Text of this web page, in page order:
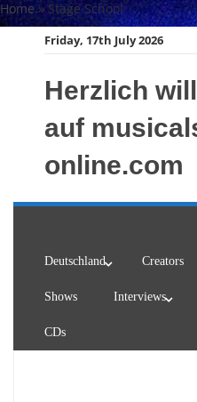
Skip
to
Home» Stage School
Friday, 17th July 2026
Herzlich
auf
online.com
Deutschland Creators
Shows Interviews
CDs